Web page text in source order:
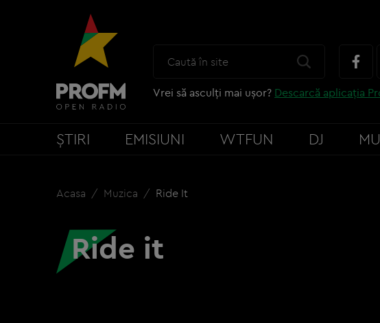
Vrei să asculți mai ușor? Descarcă aplicația
ȘTIRI EMISIUNI WTFUN DJ
Acasa Muzica Ride It
Ride it